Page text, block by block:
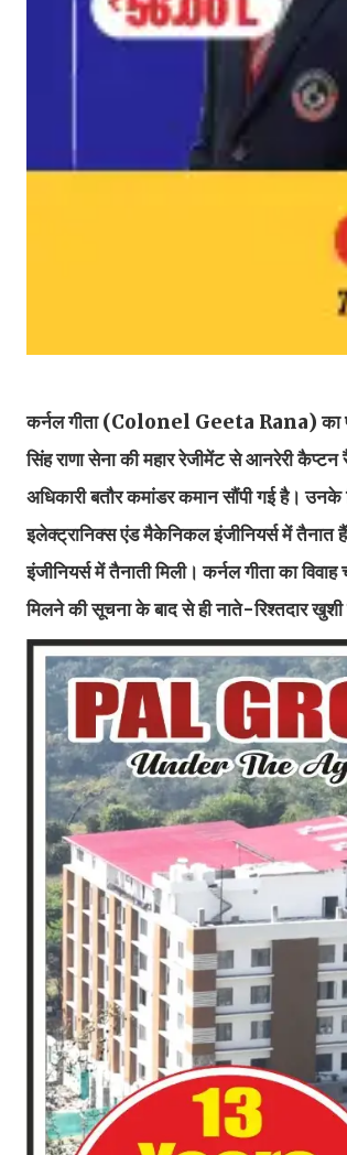
कर्नल गीता (Colonel Geeta Rana) का
सिंह राणा सेना की महार रेजीमेंट से आनरेरी कैप्टन
अधिकारी बतौर कमांडर कमान सौंपी गई है। उनके
इलेक्ट्रानिक्स एंड मैकेनिकल इंजीनियर्स में तैनात
इंजीनियर्स में तैनाती मिली। कर्नल गीता का
मिलने की सूचना के बाद से ही नाते-रिश्तदार